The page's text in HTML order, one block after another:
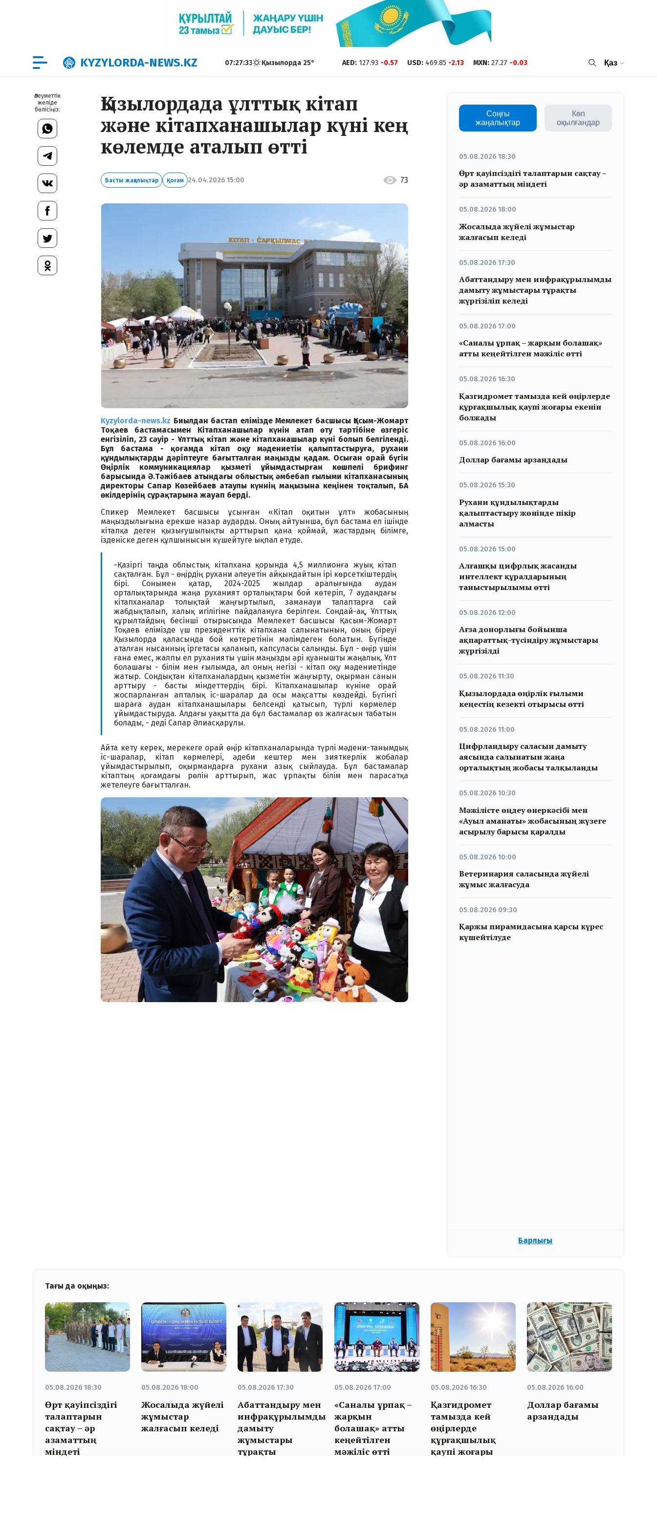
KYZYLORDA-NEWS.KZ 07:27:34 Қызылорда 25° AED: 127.93 -0.57 USD: 469.85 -2.13 MXN: 27.27 -0.03 Қаз
Әлеуметтік
желіде
бөлісіңіз:
Қызылордада ұлттық кітап
және кітапханашылар күні кең
көлемде аталып өтті
Басты жаңалықтар Қоғам 24.04.2026 15:00 73
Kyzylorda-news.kz Биылдан бастап елімізде Мемлекет басшысы Қасым-Жомарт
Тоқаев бастамасымен Кітапханашылар күнін атап өту тәртібіне өзгеріс
енгізіліп, 23 сәуір - Ұлттық кітап және кітапханашылар күні болып белгіленді.
Бұл бастама - қоғамда кітап оқу мәдениетін қалыптастыруға, рухани
құндылықтарды дәріптеуге бағытталған маңызды қадам. Осыған орай бүгін
Өңірлік коммуникациялар қызметі ұйымдастырған көшпелі брифинг
барысында Ә.Тәжібаев атындағы облыстық әмбебап ғылыми кітапханасының
директоры Сапар Көзейбаев атаулы күннің маңызына кеңінен тоқталып, БАҚ
өкілдерінің сұрақтарына жауап берді.
Спикер Мемлекет басшысы ұсынған «Кітап оқитын ұлт» жобасының
маңыздылығына ерекше назар аударды. Оның айтуынша, бұл бастама ел ішінде
кітапқа деген қызығушылықты арттырып қана қоймай, жастардың білімге,
ізденіске деген құлшынысын күшейтуге ықпал етуде.
-Қазіргі таңда облыстық кітапхана қорында 4,5 миллионға жуық кітап
сақталған. Бұл - өңірдің рухани әлеуетін айқындайтын ірі көрсеткіштердің
бірі. Сонымен қатар, 2024-2025 жылдар аралығында аудан
орталықтарында жаңа руханият орталықтары бой көтеріп, 7 аудандағы
кітапханалар толықтай жаңғыртылып, заманауи талаптарға сай
жабдықталып, халық игілігіне пайдалануға берілген. Сондай-ақ, Ұлттық
құрылтайдың бесінші отырысында Мемлекет басшысы Қасым-Жомарт
Тоқаев елімізде үш президенттік кітапхана салынатынын, оның біреуі
Қызылорда қаласында бой көтеретінін мәлімдеген болатын. Бүгінде
аталған нысанның іргетасы қаланып, капсуласы салынды. Бұл - өңір үшін
ғана емес, жалпы ел руханияты үшін маңызды әрі қуанышты жаңалық. Ұлт
болашағы - білім мен ғылымда, ал оның негізі - кітап оқу мәдениетінде
жатыр. Сондықтан кітапханалардың қызметін жаңғырту, оқырман санын
арттыру - басты міндеттердің бірі. Кітапханашылар күніне орай
жоспарланған апталық іс-шаралар да осы мақсатты көздейді. Бүгінгі
шараға аудан кітапханашылары белсенді қатысып, түрлі көрмелер
ұйымдастыруда. Алдағы уақытта да бұл бастамалар өз жалғасын табатын
болады, - деді Сапар Әлиасқарұлы.
Айта кету керек, мерекеге орай өңір кітапханаларында түрлі мәдени-танымдық
іс-шаралар, кітап көрмелері, әдеби кештер мен зияткерлік жобалар
ұйымдастырылып, оқырмандарға рухани азық сыйлауда. Бұл бастамалар
кітаптың қоғамдағы рөлін арттырып, жас ұрпақты білім мен парасатқа
жетелеуге бағытталған.
Соңғы
жаңалықтар
Көп
оқылғандар
05.08.2026 18:30
Өрт қауіпсіздігі талаптарын сақтау –
әр азаматтың міндеті
05.08.2026 18:00
Жосалыда жүйелі жұмыстар
жалғасып келеді
05.08.2026 17:30
Абаттандыру мен инфрақұрылымды
дамыту жұмыстары тұрақты
жүргізіліп келеді
05.08.2026 17:00
«Саналы ұрпақ – жарқын болашақ»
атты кеңейтілген мәжіліс өтті
05.08.2026 16:30
Қазгидромет тамызда кей өңірлерде
құрғақшылық қаупі жоғары екенін
болжады
05.08.2026 16:00
Доллар бағамы арзандады
05.08.2026 15:30
Рухани құндылықтарды
қалыптастыру жөнінде пікір
алмасты
05.08.2026 15:00
Алғашқы цифрлық жасанды
интеллект құралдарының
таныстырылымы өтті
05.08.2026 12:00
Ағза донорлығы бойынша
ақпараттық-түсіндіру жұмыстары
жүргізілді
05.08.2026 11:30
Қызылордада өңірлік ғылыми
кеңестің кезекті отырысы өтті
05.08.2026 11:00
Цифрландыру саласын дамыту
аясында салынатын жаңа
орталықтың жобасы талқыланды
05.08.2026 10:30
Мәжілісте өңдеу өнеркәсібі мен
«Ауыл аманаты» жобасының жүзеге
асырылу барысы қаралды
05.08.2026 10:00
Ветеринария саласында жүйелі
жұмыс жалғасуда
05.08.2026 09:30
Қаржы пирамидасына қарсы күрес
күшейтілуде
Барлығы
Тағы да оқыңыз:
05.08.2026 18:30
Өрт қауіпсіздігі
талаптарын
сақтау – әр
азаматтың
міндеті
05.08.2026 18:00
Жосалыда жүйелі
жұмыстар
жалғасып келеді
05.08.2026 17:30
Абаттандыру мен
инфрақұрылымды
дамыту
жұмыстары
тұрақты
05.08.2026 17:00
«Саналы ұрпақ –
жарқын
болашақ» атты
кеңейтілген
мәжіліс өтті
05.08.2026 16:30
Қазгидромет
тамызда кей
өңірлерде
құрғақшылық
қаупі жоғары
05.08.2026 16:00
Доллар бағамы
арзандады